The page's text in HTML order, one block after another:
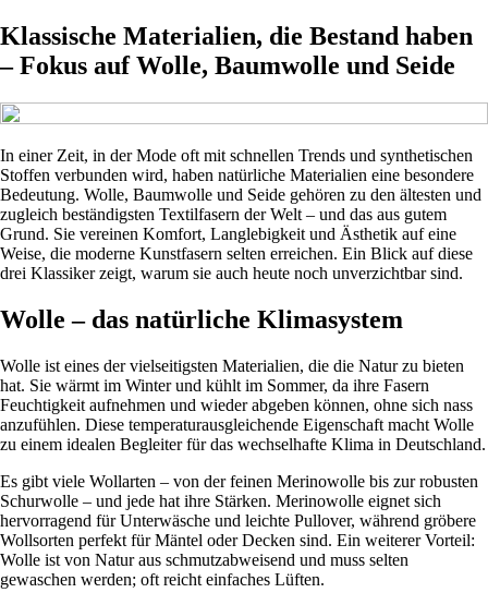
Klassische Materialien, die Bestand haben
– Fokus auf Wolle, Baumwolle und Seide
In einer Zeit, in der Mode oft mit schnellen Trends und synthetischen
Stoffen verbunden wird, haben natürliche Materialien eine besondere
Bedeutung. Wolle, Baumwolle und Seide gehören zu den ältesten und
zugleich beständigsten Textilfasern der Welt – und das aus gutem
Grund. Sie vereinen Komfort, Langlebigkeit und Ästhetik auf eine
Weise, die moderne Kunstfasern selten erreichen. Ein Blick auf diese
drei Klassiker zeigt, warum sie auch heute noch unverzichtbar sind.
Wolle – das natürliche Klimasystem
Wolle ist eines der vielseitigsten Materialien, die die Natur zu bieten
hat. Sie wärmt im Winter und kühlt im Sommer, da ihre Fasern
Feuchtigkeit aufnehmen und wieder abgeben können, ohne sich nass
anzufühlen. Diese temperaturausgleichende Eigenschaft macht Wolle
zu einem idealen Begleiter für das wechselhafte Klima in Deutschland.
Es gibt viele Wollarten – von der feinen Merinowolle bis zur robusten
Schurwolle – und jede hat ihre Stärken. Merinowolle eignet sich
hervorragend für Unterwäsche und leichte Pullover, während gröbere
Wollsorten perfekt für Mäntel oder Decken sind. Ein weiterer Vorteil:
Wolle ist von Natur aus schmutzabweisend und muss selten
gewaschen werden; oft reicht einfaches Lüften.